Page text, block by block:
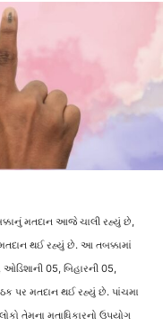
મતદાન આજે ચાલી રહ્યું છે,
થઈ રહ્યું છે. આ તબક્કામાં
ઓડિશાની 05, બિહારની 05,
પર મતદાન થઈ રહ્યું છે. પાંચમા
તેમના મતાધિકારનો ઉપયોગ